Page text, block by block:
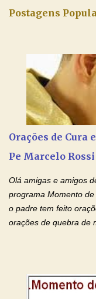
de Nossa Senhora.
aos nossos pais. Hoje
que não se encontram
Amados, durante toda
pais. Vamos dedicar
estão doentes, pais
falecidos, pais que
Postagens
Orações de Cura
Pe Marcelo Rossi
Olá amigas e amigos
programa Momento
o padre tem feito
orações de quebra de
por estas valiosas
paz de Jesus Cristo e